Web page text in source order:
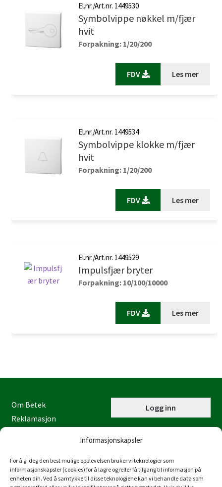
Informasjonskapsler
For å gi deg den best mulige opplevelsen bruker vi teknologier som
informasjonskapsler (cookies) for å lagre og/eller få tilgang til informasjon på
enheten din. Ved å samtykke til disse teknologiene kan vi behandle data som
El.nr./Art.nr. 1449530
Symbolvippe nøkkel m/fjær
hvit
Forpakning: 1/20/200
FDV Les mer
El.nr./Art.nr. 1449534
Symbolvippe klokke m/fjær
hvit
Forpakning: 1/20/200
FDV Les mer
El.nr./Art.nr. 1449529
Impulsfjær bryter
Forpakning: 10/100/10000
FDV Les mer
Logg inn
Om Betek
Reklamasjon
Personvernerklæring
Åpenhetsloven